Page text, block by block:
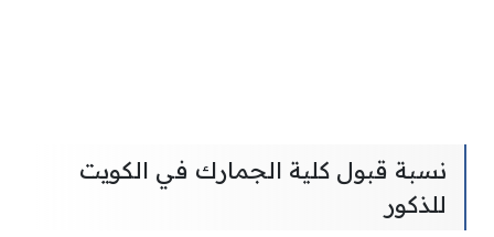
نسبة قبول كلية الجمارك في الكويت
للذكور